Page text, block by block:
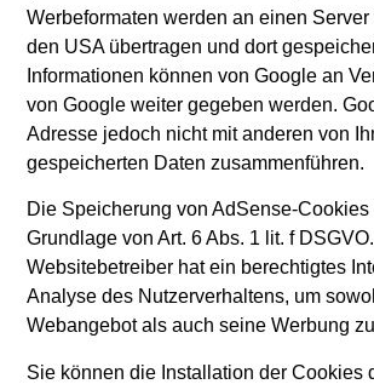
Werbeformaten werden an einen
den USA übertragen und dort
Informationen können von Google an
von Google weiter gegeben werden.
Adresse jedoch nicht mit anderen von
gespeicherten Daten zusammenführen.
Die Speicherung von AdSense-Cookies
Grundlage von Art. 6 Abs. 1 lit. f
Websitebetreiber hat ein berechtigtes
Analyse des Nutzerverhaltens, um
Webangebot als auch seine Werbung
Sie können die Installation der Cookies